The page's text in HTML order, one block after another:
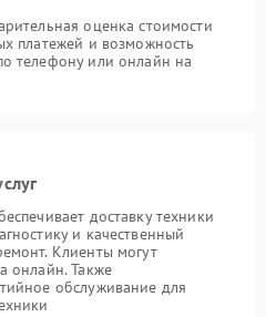
оценка стоимости
платежей и возможность
телефону или онлайн на
доставку техники
и качественный
Клиенты могут
онлайн. Также
обслуживание для